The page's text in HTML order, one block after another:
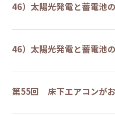
46）太陽光発電と蓄電池
46）太陽光発電と蓄電池
第55回 床下エアコンが